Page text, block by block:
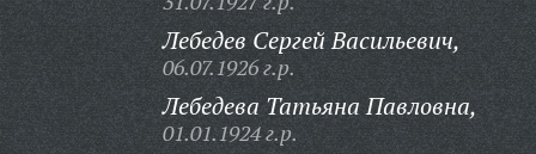
Лебедев Сергей Васильевич,
06.07.1926 г.р.
Лебедева Татьяна Павловна,
01.01.1924 г.р.